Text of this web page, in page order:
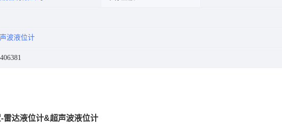
波液位计
达液位计&超声波液位计